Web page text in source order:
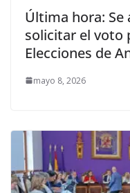
Última hora: Se
solicitar el voto
Elecciones de
mayo 8, 2026